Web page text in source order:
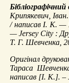
Крипякевич, Іван.
/ написав І. К. —
— Jersey Сity :
Т. Г. Шевченка,
Оригінал
Тараса
написав [І. К.]. –